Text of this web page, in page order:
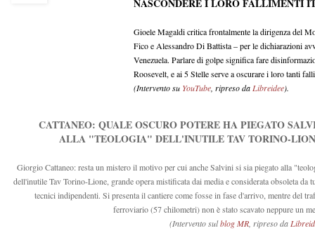
NASCONDERE I LORO FALLIMENTI
Gioele Magaldi critica frontalmente la dirigenza del
Fico e Alessandro Di Battista – per le dichiarazioni
Venezuela. Parlare di golpe significa fare
Roosevelt, e ai 5 Stelle serve a oscurare i loro tanti
(Intervento su YouTube , ripreso da Libreidee).
CATTANEO: QUALE OSCURO POTERE HA PIEGATO
ALLA "TEOLOGIA" DELL'INUTILE TAV TORINO-
Giorgio Cattaneo: resta un mistero il motivo per cui anche Salvini si sia piegato alla
dell'inutile Tav Torino-Lione, grande opera mistificata dai media e considerata obsoleta da
tecnici indipendenti. Si presenta il cantiere come fosse in fase d'arrivo, mentre del
ferroviario (57 chilometri) non è stato scavato neppure un
(Intervento sulblog MR , ripreso da